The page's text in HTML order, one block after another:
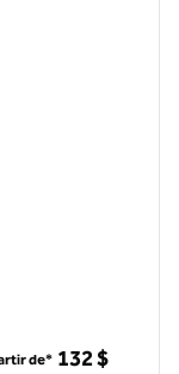
de* 132 $